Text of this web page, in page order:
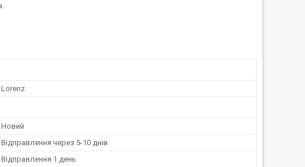
Lorenz
Новий
Відправлення через 5-10 днів
Відправлення 1 день